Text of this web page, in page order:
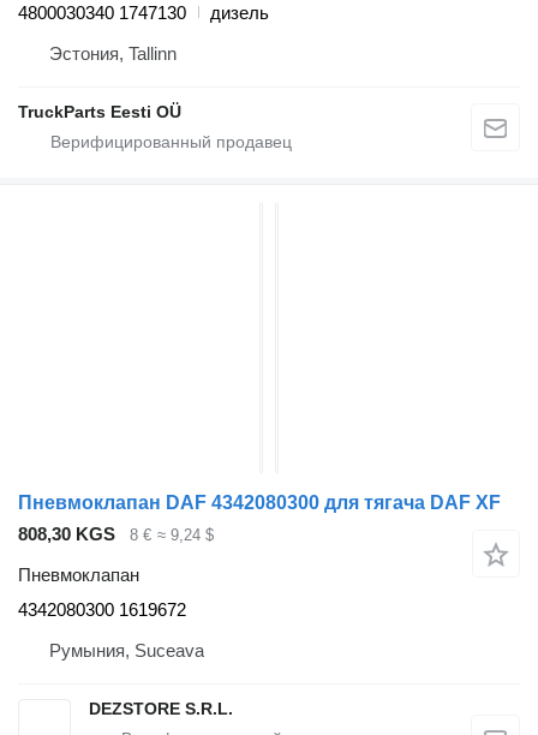
4800030340 1747130
дизель
Эстония, Tallinn
TruckParts Eesti OÜ
Пневмоклапан DAF 4342080300 для тягача DAF XF
808,30 KGS
8 € ≈ 9,24 $
Пневмоклапан
4342080300 1619672
Румыния, Suceava
DEZSTORE S.R.L.